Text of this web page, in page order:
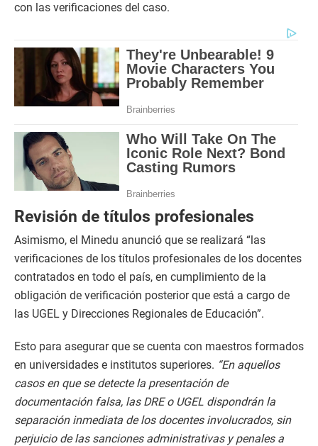
con las verificaciones del caso.
Revisión de títulos profesionales
Asimismo, el Minedu anunció que se realizará “las
verificaciones de los títulos profesionales de los docentes
contratados en todo el país, en cumplimiento de la
obligación de verificación posterior que está a cargo de
las UGEL y Direcciones Regionales de Educación”.
Esto para asegurar que se cuenta con maestros formados
en universidades e institutos superiores. “En aquellos
casos en que se detecte la presentación de
documentación falsa, las DRE o UGEL dispondrán la
separación inmediata de los docentes involucrados, sin
perjuicio de las sanciones administrativas y penales a